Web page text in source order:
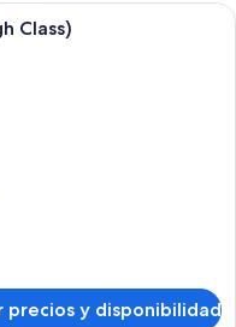
2 habitaciones (High
Class)
precios y disponibilidad